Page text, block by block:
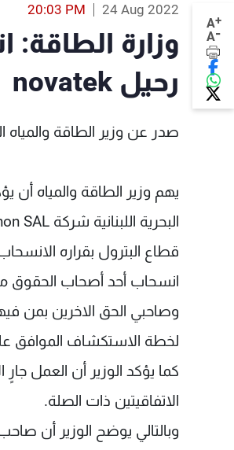
A+
A-
24 Aug 2022
20:03 PM
وزارة
رحيل novatek
صدر عن وزير الطاقة والمياه
انسحاب أحد أصحاب الحقوق
لخطة الاستكشاف الموافق
كما يؤكد الوزير أن العمل جارٍ
الاتفاقيتين ذات الصلة.